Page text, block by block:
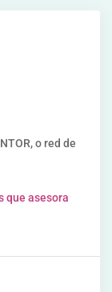
o red de
que asesora